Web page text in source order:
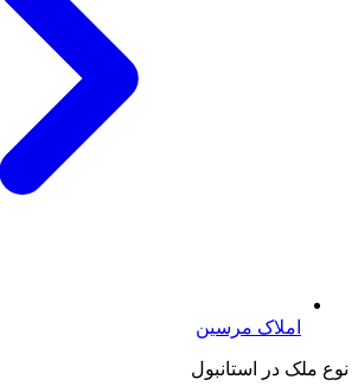
املاک مرسین
نوع ملک در استانبول